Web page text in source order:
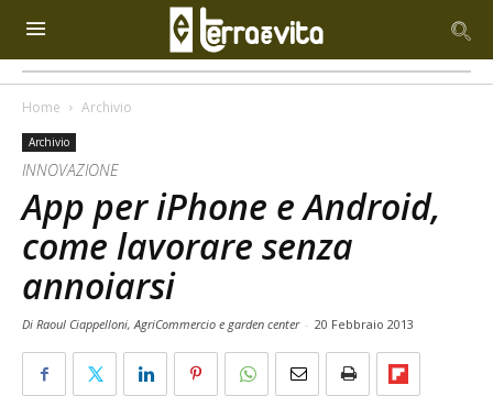
Home Archivio
Archivio
INNOVAZIONE
App per iPhone e Android,
come lavorare senza
annoiarsi
Di Raoul Ciappelloni, AgriCommercio e garden center - 20 Febbraio 2013